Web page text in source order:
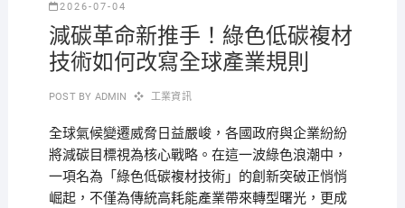
2026-07-04
減碳革命新推手！綠色低碳複材
技術如何改寫全球產業規則
POST BY ADMIN 工業資訊
全球氣候變遷威脅日益嚴峻，各國政府與企業紛紛
將減碳目標視為核心戰略。在這一波綠色浪潮中，
一項名為「綠色低碳複材技術」的創新突破正悄悄
崛起，不僅為傳統高耗能產業帶來轉型曙光，更成